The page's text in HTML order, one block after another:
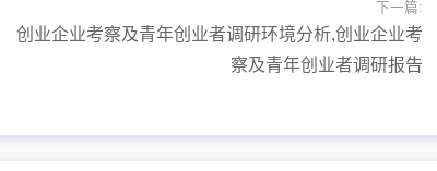
下一篇:
创业企业考察及青年创业者调研环境分析,创业企业考
察及青年创业者调研报告